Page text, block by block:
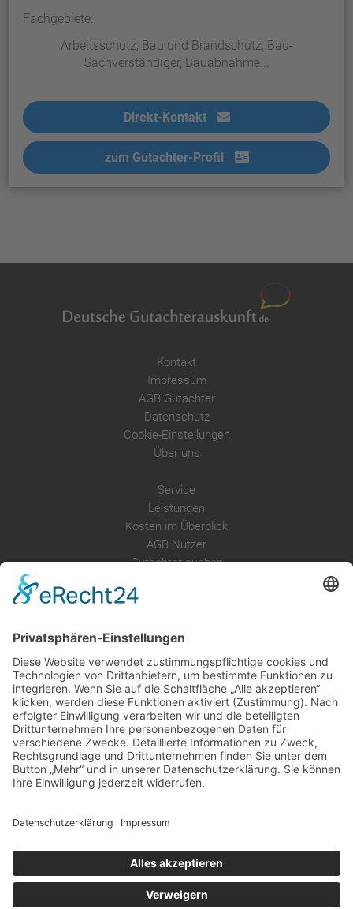
Fachgebiete:
Arbeitsschutz, Bau und Brandschutz, Bau-
Sachverständiger, Bauabnahme...
Direkt-Kontakt
zum Gutachter-Profil
Kontakt
Impressum
AGB Gutachter
Datenschutz
Cookie-Einstellungen
Über uns
Service
Leistungen
Kosten im Überblick
AGB Nutzer
Gutachter suchen
Anfrage
Presse
Partner: Der DGuSV
als Gutachter eintragen
Infos für Suchende